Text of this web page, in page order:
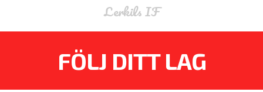
Lerkils IF
FÖLJ DITT LAG